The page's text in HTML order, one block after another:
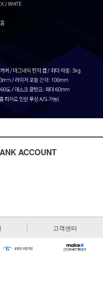
ACCOUNT
고객센터